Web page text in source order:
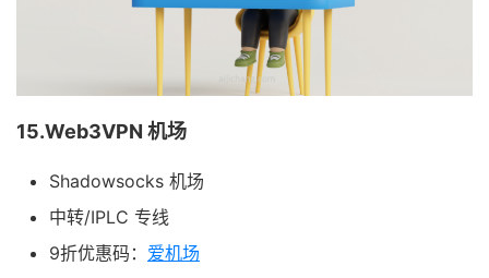
15.Web3VPN 机场
Shadowsocks 机场
中转/IPLC 专线
9折优惠码： 爱机场